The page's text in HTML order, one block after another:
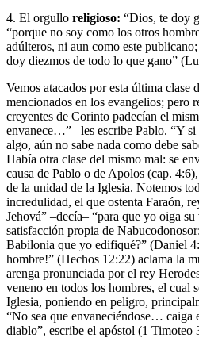
4. El orgullo religioso: “Dios, te doy
“porque no soy como los otros
adúlteros, ni aun como este
doy diezmos de todo lo que gano”
Vemos atacados por esta última clase
mencionados en los evangelios; pero
creyentes de Corinto padecían el
envanece…” –les escribe Pablo. “Y si
algo, aún no sabe nada como debe
Había otra clase del mismo mal: se
causa de Pablo o de Apolos (cap.
de la unidad de la Iglesia. Notemos
incredulidad, el que ostenta Faraón,
Jehová” –decía– “para que yo oiga
satisfacción propia de
Babilonia que yo edifiqué?” (Daniel
hombre!” (Hechos 12:22) aclama la
arenga pronunciada por el rey
veneno en todos los hombres, el cual
Iglesia, poniendo en peligro,
“No sea que envaneciéndose… caiga
diablo”, escribe el apóstol (1 Timoteo